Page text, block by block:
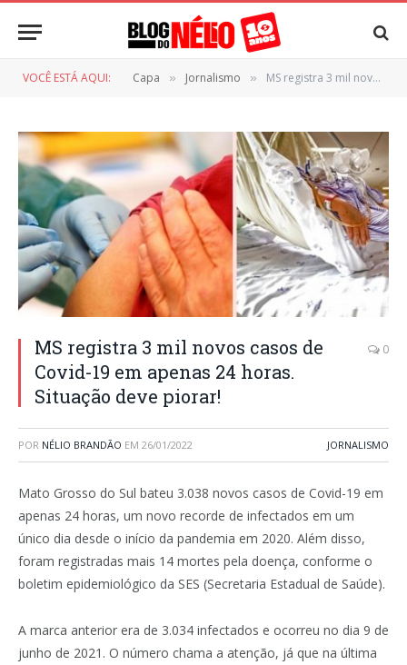
VOCÊ ESTÁ AQUI: Capa » Jornalismo » MS registra 3 mil novos casos de Covid-19 em apenas 24 horas. Situação deve piorar!
MS registra 3 mil novos casos de
Covid-19 em apenas 24 horas.
Situação deve piorar!
0
POR NÉLIO BRANDÃO EM 26/01/2022 JORNALISMO
Mato Grosso do Sul bateu 3.038 novos casos de Covid-19 em
apenas 24 horas, um novo recorde de infectados em um
único dia desde o início da pandemia em 2020. Além disso,
foram registradas mais 14 mortes pela doença, conforme o
boletim epidemiológico da SES (Secretaria Estadual de Saúde).
A marca anterior era de 3.034 infectados e ocorreu no dia 9 de
junho de 2021. O número chama a atenção, já que na última